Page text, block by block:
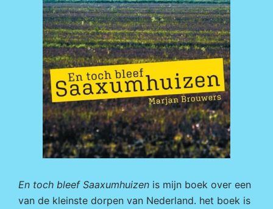
En toch bleef Saaxumhuizen is mijn boek over een
van de kleinste dorpen van Nederland. het boek is